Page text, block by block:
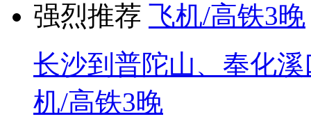
强烈推荐
长沙到普陀山、奉化
机/高铁3晚